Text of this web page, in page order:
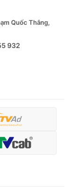
Quốc Thắng,
932